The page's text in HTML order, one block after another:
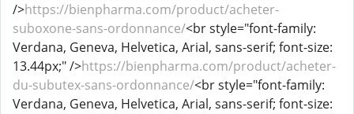
/>https://bienpharma.com/product/acheter-
suboxone-sans-ordonnance/<br style="font-family:
Verdana, Geneva, Helvetica, Arial, sans-serif; font-size:
13.44px;" />https://bienpharma.com/product/acheter-
du-subutex-sans-ordonnance/<br style="font-family:
Verdana, Geneva, Helvetica, Arial, sans-serif; font-size: